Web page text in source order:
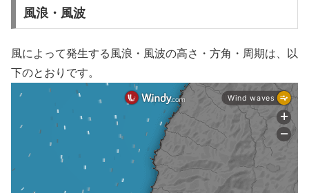
風浪・風波
風によって発生する風浪・風波の高さ・方角・周期は、以
下のとおりです。